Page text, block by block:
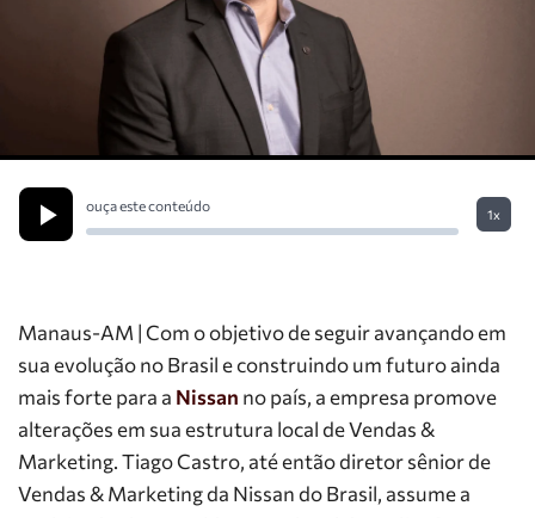
ouça este conteúdo
1x
Manaus-AM | Com o objetivo de seguir avançando em
sua evolução no Brasil e construindo um futuro ainda
mais forte para a Nissan no país, a empresa promove
alterações em sua estrutura local de Vendas &
Marketing. Tiago Castro, até então diretor sênior de
Vendas & Marketing da Nissan do Brasil, assume a